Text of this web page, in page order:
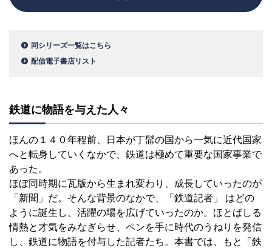
同シリーズ一覧はこちら
配信電子書店リスト
鉄道に物語を与えた人々
ほんの１４０年程前、日本が丁髷の国から一気に近代国家
へと転身していくなかで、鉄道は極めて重要な国家事業で
あった。
ほぼ同時期に瓦版から生まれ変わり、成長していったのが
「新聞」だ。そんな背景のなかで、「鉄道記者」 はどの
ように誕生し、活躍の場を広げていったのか。ほとばしる
情熱と才気をみなぎらせ、ペンを手に時代のうねりを発信
し、鉄道に物語を付与した記者たち。本書では、もと「鉄